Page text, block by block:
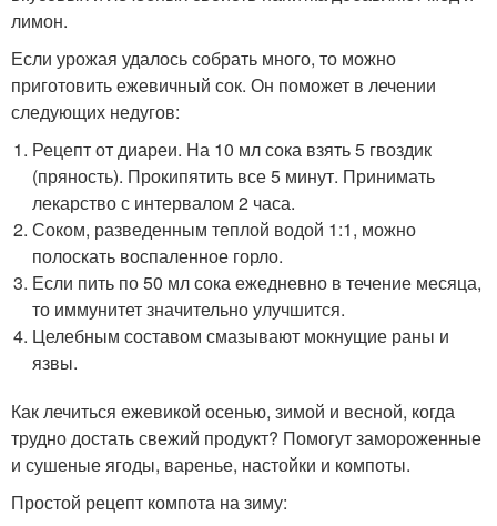
лимон.
Если урожая удалось собрать много, то можно
приготовить ежевичный сок. Он поможет в лечении
следующих недугов:
Рецепт от диареи. На 10 мл сока взять 5 гвоздик
(пряность). Прокипятить все 5 минут. Принимать
лекарство с интервалом 2 часа.
Соком, разведенным теплой водой 1:1, можно
полоскать воспаленное горло.
Если пить по 50 мл сока ежедневно в течение месяца,
то иммунитет значительно улучшится.
Целебным составом смазывают мокнущие раны и
язвы.
Как лечиться ежевикой осенью, зимой и весной, когда
трудно достать свежий продукт? Помогут замороженные
и сушеные ягоды, варенье, настойки и компоты.
Простой рецепт компота на зиму: